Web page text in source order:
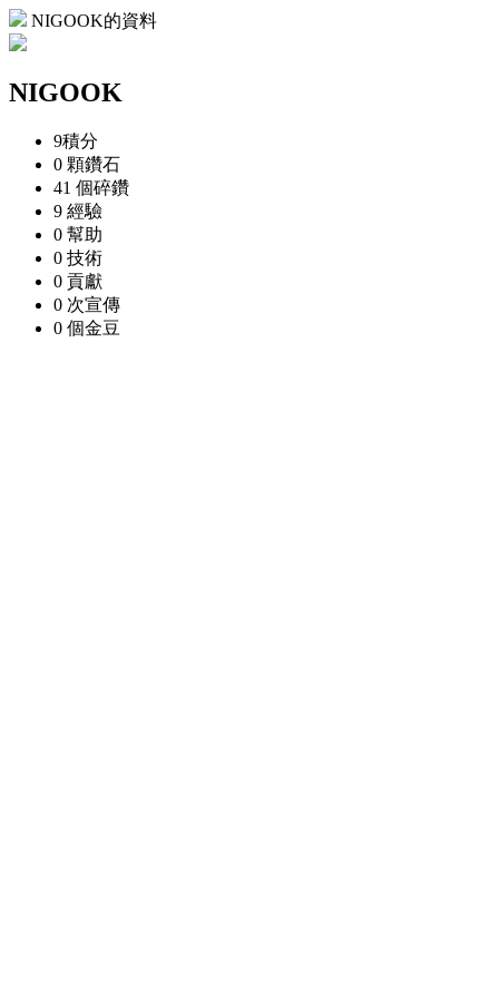
NIGOOK的資料
NIGOOK
9積分
0 顆鑽石
41 個碎鑽
9 經驗
0 幫助
0 技術
0 貢獻
0 次宣傳
0 個金豆